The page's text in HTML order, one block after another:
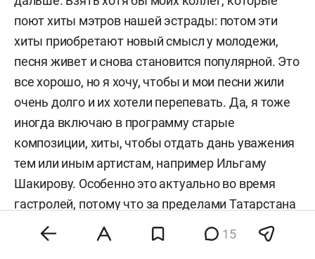
поют хиты мэтров нашей эстрады: потом эти
хиты приобретают новый смысл у молодежи,
песня живет и снова становится популярной. Это
все хорошо, но я хочу, чтобы и мои песни жили
очень долго и их хотели перепевать. Да, я тоже
иногда включаю в программу старые
композиции, хиты, чтобы отдать дань уважения
тем или иным артистам, например Ильгаму
Шакирову. Особенно это актуально во время
гастролей, потому что за пределами Татарстана
его знают не все.
15